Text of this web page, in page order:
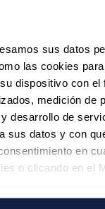
sus datos
las cookies para
dispositivo con el
medición de
desarrollo de
sus datos y con
en
o clicando en el
proyectos de
beneficios
desde